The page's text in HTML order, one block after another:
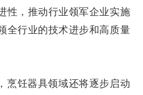
性，推动行业领军企业实施
全行业的技术进步和高质量
烹饪器具领域还将逐步启动